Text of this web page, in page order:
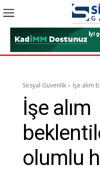
Sosyal Güvenlik İşe alım
İşe alım
olumlu